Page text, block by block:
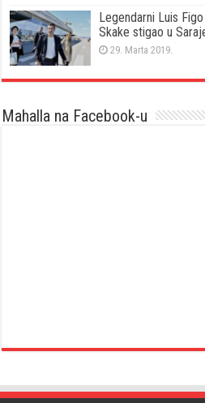
Legendarni Luis
Skake stigao u
29. Marta 2019.
Mahalla na Facebook-u